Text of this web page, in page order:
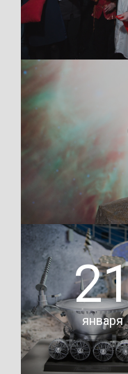
Открытие
рейса
Подробнее
15 марта в
«Калуга
января